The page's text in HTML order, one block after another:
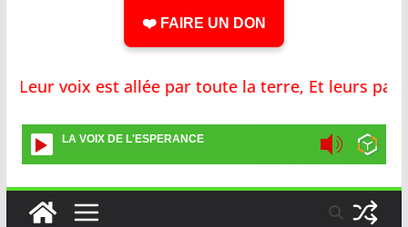
❤️ FAIRE UN DON
voix est allée par toute la terre, Et leurs
LA VOIX DE L'ESPERANCE